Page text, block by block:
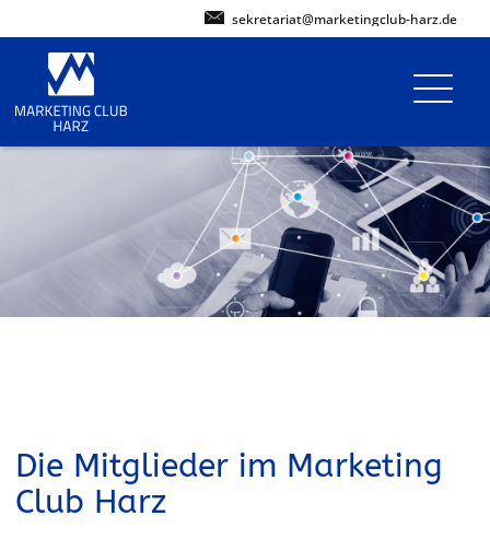
sekretariat@marketingclub-harz.de
Die Mitglieder im Marketing
Club Harz